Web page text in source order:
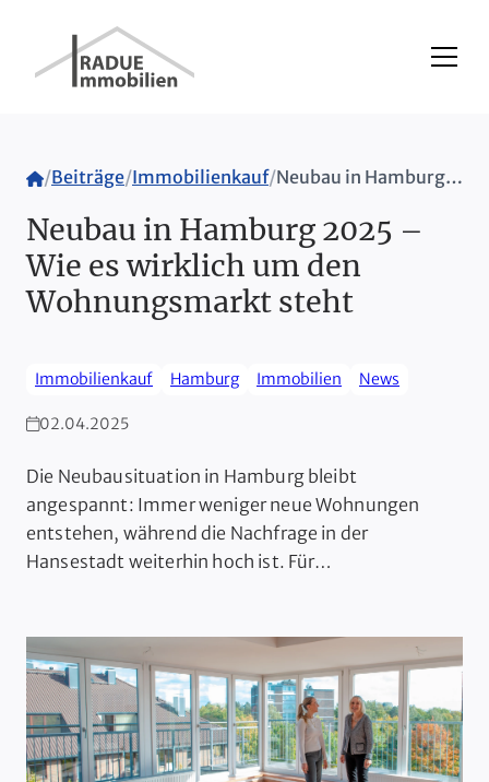
Home
/Beiträge/Immobilienkauf/ Neubau in Hamburg 2025 – Wie es wirklich um den Wohnungsmarkt steht
Neubau in Hamburg 2025 –
Wie es wirklich um den
Wohnungsmarkt steht
Immobilienkauf Hamburg Immobilien News
02.04.2025
Die Neubausituation in Hamburg bleibt
angespannt: Immer weniger neue Wohnungen
entstehen, während die Nachfrage in der
Hansestadt weiterhin hoch ist. Für
Wohnungsbau in Hamburg – und welche Chancen
ergeben sich im aktuellen Marktumfeld? 📉 Neubau
in Hamburg: Genehmigungen auf historischem
Tiefstand […]